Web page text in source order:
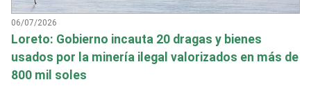
06/07/2026
Loreto: Gobierno incauta 20 dragas y bienes
usados por la minería ilegal valorizados en más de
800 mil soles